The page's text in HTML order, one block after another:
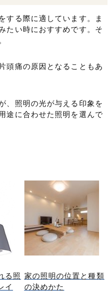
する際に適しています。ま
たい時におすすめです。そ
頭痛の原因となることもあ
、照明の光が与える印象を
途に合わせた照明を選んで
る照
イ
家の照明の位置と種類
の決めかた